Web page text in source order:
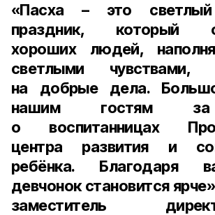
«Пасха – это
праздник, который
хороших людей,
светлыми чувствами,
на добрые дела.
нашим гостям за
о воспитанницах
центра развития и
ребёнка. Благодаря
девчонок становится
заместитель